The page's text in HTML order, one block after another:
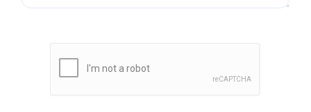
plafonds, cheminée d'époque, volets intérieurs et
grande fenêtre donnant sur le jardin. Elle